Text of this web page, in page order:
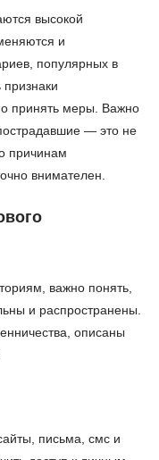
высокой
и
популярных в
принять меры. Важно
— это не
причинам
внимателен.
важно понять,
и распространены.
описаны
письма, смс и